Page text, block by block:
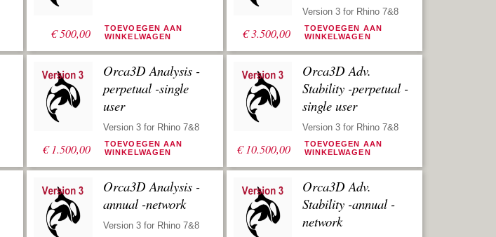
€500,00
TOEVOEGEN AAN
WINKELWAGEN
€3.500,00
Version 3 for Rhino 7&8
TOEVOEGEN AAN
WINKELWAGEN
€1.500,00
Orca3D Analysis -
perpetual -single
user
Version 3 for Rhino 7&8
TOEVOEGEN AAN
WINKELWAGEN
€10.500,00
Orca3D Adv.
Stability -perpetual -
single user
Version 3 for Rhino 7&8
TOEVOEGEN AAN
WINKELWAGEN
Orca3D Analysis -
annual -network
Version 3 for Rhino 7&8
Orca3D Adv.
Stability -annual -
network